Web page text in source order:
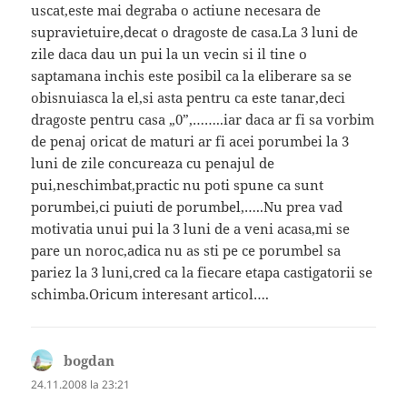
uscat,este mai degraba o actiune necesara de
supravietuire,decat o dragoste de casa.La 3 luni de
zile daca dau un pui la un vecin si il tine o
saptamana inchis este posibil ca la eliberare sa se
obisnuiasca la el,si asta pentru ca este tanar,deci
dragoste pentru casa „0”,……..iar daca ar fi sa vorbim
de penaj oricat de maturi ar fi acei porumbei la 3
luni de zile concureaza cu penajul de
pui,neschimbat,practic nu poti spune ca sunt
porumbei,ci puiuti de porumbel,…..Nu prea vad
motivatia unui pui la 3 luni de a veni acasa,mi se
pare un noroc,adica nu as sti pe ce porumbel sa
pariez la 3 luni,cred ca la fiecare etapa castigatorii se
schimba.Oricum interesant articol….
bogdan
24.11.2008 la 23:21